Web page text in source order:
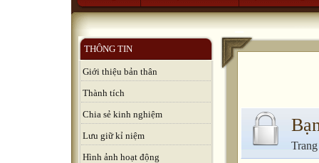
THÔNG TIN
Giới thiệu bản thân
Thành tích
Chia sẻ kinh nghiệm
Lưu giữ kỉ niệm
Hình ảnh hoạt động